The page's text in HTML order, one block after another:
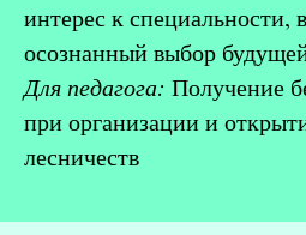
интерес к специальности,
осознанный выбор
Для педагога: Получение
при организации и
лесничеств